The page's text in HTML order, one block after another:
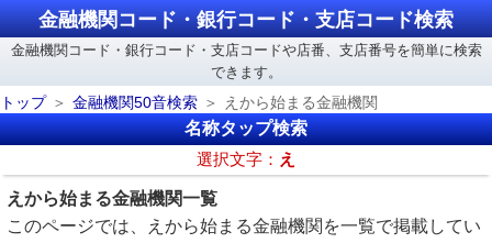
金融機関コード・銀行コード・支店コード検索
金融機関コード・銀行コード・支店コードや店番、支店番号を簡単に検索
できます。
トップ
金融機関50音検索 えから始まる金融機関
名称タップ検索
選択文字： え
えから始まる金融機関一覧
このページでは、えから始まる金融機関を一覧で掲載してい